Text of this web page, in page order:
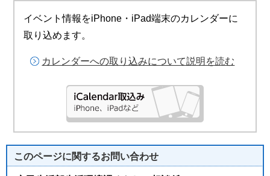
イベント情報をiPhone・iPad端末のカレンダーに
取り込めます。
カレンダーへの取り込みについて説明を読む
このページに関するお問い合わせ